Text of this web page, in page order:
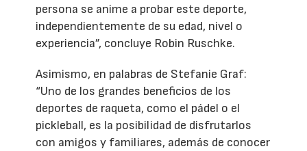
persona se anime a probar este deporte,
independientemente de su edad, nivel o
experiencia”, concluye Robin Ruschke.
Asimismo, en palabras de Stefanie Graf:
“Uno de los grandes beneficios de los
deportes de raqueta, como el pádel o el
pickleball, es la posibilidad de disfrutarlos
con amigos y familiares, además de conocer